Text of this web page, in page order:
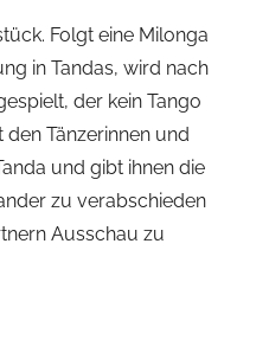
Folgt eine Milonga
in Tandas, wird nach
der kein Tango
den Tänzerinnen und
und gibt ihnen die
zu verabschieden
Ausschau zu